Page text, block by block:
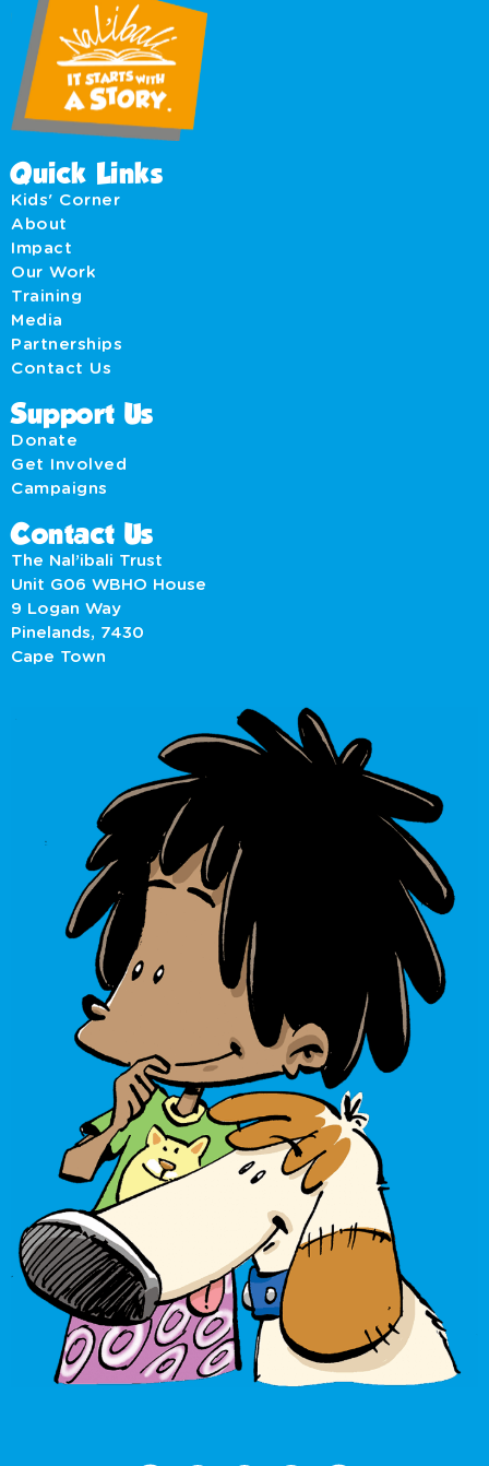
Quick Links
Kids' Corner
About
Impact
Our Work
Training
Media
Partnerships
Contact Us
Support Us
Donate
Get Involved
Campaigns
Contact Us
The Nal’ibali Trust
Unit G06 WBHO House
9 Logan Way
Pinelands, 7430
Cape Town